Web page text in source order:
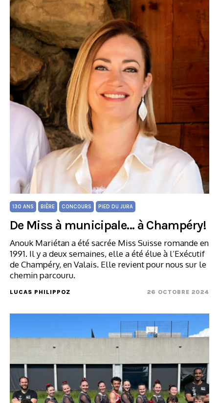
130 ANS BIÈRE CONCOURS PIED DU JURA
De Miss à municipale… à Champéry!
Anouk Mariétan a été sacrée Miss Suisse romande en
1991. Il y a deux semaines, elle a été élue à l’Exécutif
de Champéry, en Valais. Elle revient pour nous sur le
chemin parcouru.
LUCAS PHILIPPOZ 26 OCTOBRE 2024